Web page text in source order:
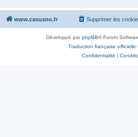
www.casusno.fr Supprimer les
Développé parphpBB® Forum
Traduction française officielle
Confidentialité |